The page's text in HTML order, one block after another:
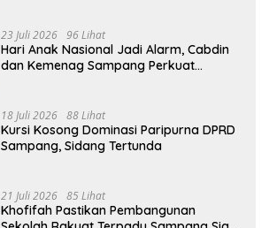
23 Juli 2026 96 Lihat
Hari Anak Nasional Jadi Alarm, Cabdin
dan Kemenag Sampang Perkuat
18 Juli 2026 88 Lihat
Kursi Kosong Dominasi Paripurna DPRD
Sampang, Sidang Tertunda
21 Juli 2026 85 Lihat
Khofifah Pastikan Pembangunan